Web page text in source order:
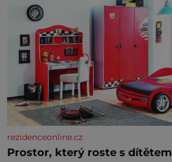
rezidenceonline.cz
Prostor, který roste s dítětem